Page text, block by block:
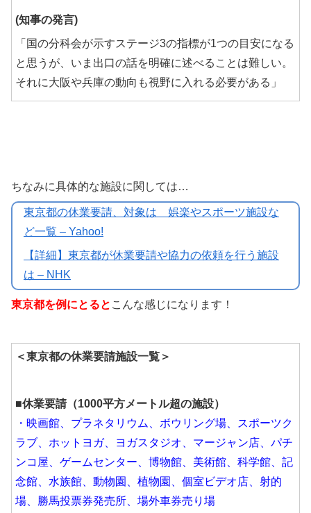
(知事の発言)
「国の分科会が示すステージ3の指標が1つの目安になる
と思うが、いま出口の話を明確に述べることは難しい。
それに大阪や兵庫の動向も視野に入れる必要がある」
ちなみに具体的な施設に関しては…
東京都の休業要請、対象は 娯楽やスポーツ施設な
ど一覧 – Yahoo!
【詳細】東京都が休業要請や協力の依頼を行う施設
は – NHK
東京都を例にとると こんな感じになります！
＜東京都の休業要請施設一覧＞
■休業要請（1000平方メートル超の施設）
・映画館、プラネタリウム、ボウリング場、スポーツク
ラブ、ホットヨガ、ヨガスタジオ、マージャン店、パチ
ンコ屋、ゲームセンター、博物館、美術館、科学館、記
念館、水族館、動物園、植物園、個室ビデオ店、射的
場、勝馬投票券発売所、場外車券売り場